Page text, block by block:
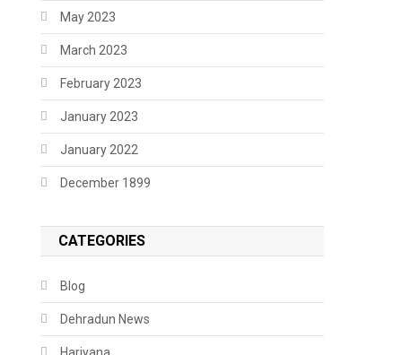
May 2023
March 2023
February 2023
January 2023
January 2022
December 1899
CATEGORIES
Blog
Dehradun News